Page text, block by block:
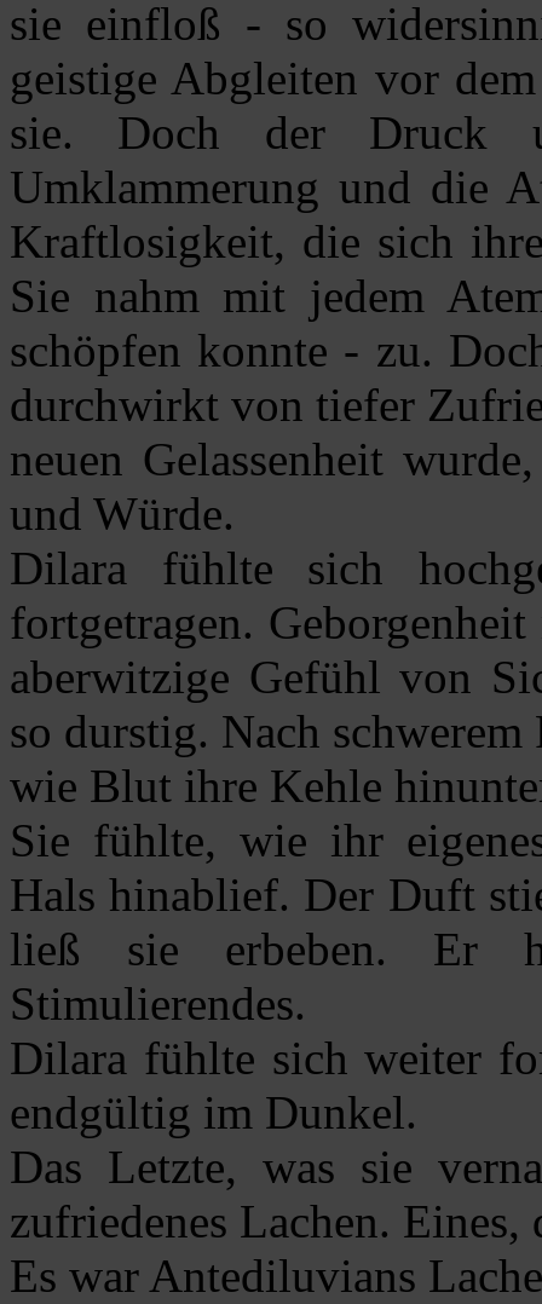
sie einfloß - so
geistige Abgleiten vor
sie. Doch der Druck
Umklammerung und die
Kraftlosigkeit, die sich
Sie nahm mit jedem
schöpfen konnte - zu.
durchwirkt von tiefer
neuen Gelassenheit
und Würde.
Dilara fühlte sich
fortgetragen.
aberwitzige Gefühl von
so durstig. Nach
wie Blut ihre Kehle
Sie fühlte, wie ihr
Hals hinablief. Der Duft
ließ sie erbeben. Er
Stimulierendes.
Dilara fühlte sich weiter
endgültig im Dunkel.
Das Letzte, was sie
zufriedenes Lachen. Eines,
Es war Antediluvians